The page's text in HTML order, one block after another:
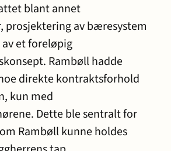
blant annet
prosjektering av bæresystem
et foreløpig
Rambøll hadde
direkte kontraktsforhold
kun med
Dette ble sentralt for
Rambøll kunne holdes